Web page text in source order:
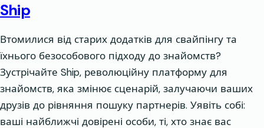
Ship
Втомилися від старих додатків для свайпінгу та
їхнього безособового підходу до знайомств?
Зустрічайте Ship, революційну платформу для
знайомств, яка змінює сценарій, залучаючи ваших
друзів до рівняння пошуку партнерів. Уявіть собі:
ваші найближчі довірені особи, ті, хто знає вас